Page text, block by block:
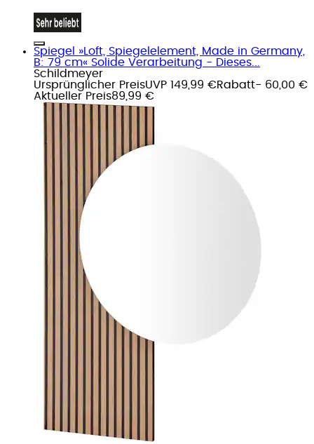
Spiegel »Loft, Spiegelelement, Made in Germany,
B: 79 cm« Solide Verarbeitung - Dieses...
Schildmeyer
Ursprünglicher PreisUVP 149,99 €Rabatt- 60,00 €
Aktueller Preis89,99 €